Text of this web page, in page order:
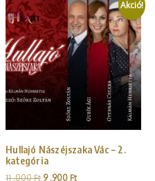
Akció!
Hullajó Nászéjszaka Vác – 2.
kategória
11 .000Ft 9 .900 Ft